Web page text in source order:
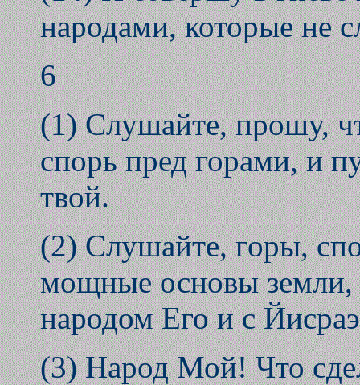
народами, которые не
6
(1) Слушайте, прошу,
спорь пред горами, и
твой.
(2) Слушайте, горы,
мощные основы земли,
народом Его и с
(3) Народ Мой! Что